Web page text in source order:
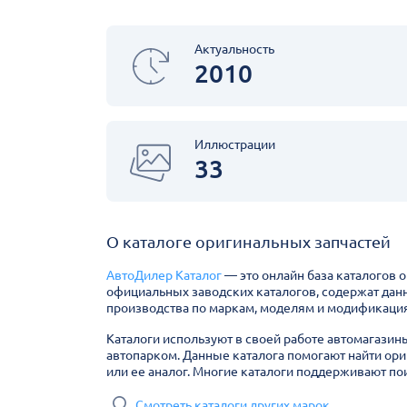
Актуальность
2010
Иллюстрации
33
О каталоге оригинальных запчастей
АвтоДилер Каталог— это онлайн база каталогов
официальных заводских каталогов, содержат
производства по маркам, моделям и
Каталоги используют в своей работе
автопарком. Данные каталога помогают найти
или ее аналог. Многие каталоги поддерживают